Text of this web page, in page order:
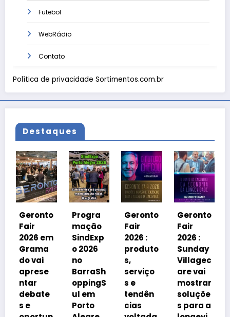
Futebol
WebRádio
Contato
Política de privacidade Sortimentos.com.br
Destaques
Progra
mação
SindExp
o 2026
no
BarraSh
oppingS
ul em
Geronto
Fair
2026 :
produto
serviço
s e
tendên
cias
Geronto
Fair
2026 :
Sunday
are vai
soluçõe
s para a
Geronto
Fair
2026 em
Grama
do
debater
á
avanço
imobiliá
rio
impulsi
onado